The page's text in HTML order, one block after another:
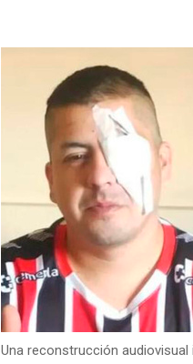
Una reconstrucción